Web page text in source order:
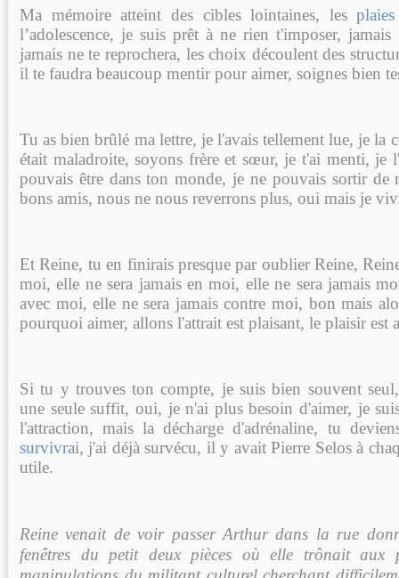
Ma mémoire atteint des cibles lointaines, lesplaies
l’adolescence, je suis prêt à ne rien t'imposer,
jamais ne te reprochera, les choix découlent des
il te faudra beaucoup mentir pour aimer, soignes bien
Tu as bien brûlé ma lettre, je l'avais tellement lue, je la
était maladroite, soyons frère et sœur, je t'ai menti, je
pouvais être dans ton monde, je ne pouvais sortir de
bons amis, nous ne nous reverrons plus, oui mais je
Et Reine, tu en finirais presque par oublier Reine,
moi, elle ne sera jamais en moi, elle ne sera jamais
avec moi, elle ne sera jamais contre moi, bon mais
pourquoi aimer, allons l'attrait est plaisant, le plaisir est
Si tu y trouves ton compte, je suis bien souvent
une seule suffit, oui, je n'ai plus besoin d'aimer, je
l'attraction, mais la décharge d'adrénaline, tu
survivrai, j'ai déjà survécu, il y avait Pierre Selos à
utile.
Reine venait de voir passer Arthur dans la rue
fenêtres du petit deux pièces où elle trônait aux